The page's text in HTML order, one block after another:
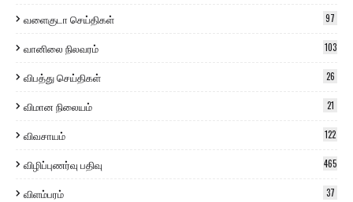
வளைகுடா செய்திகள் 97
வானிலை நிலவரம் 103
விபத்து செய்திகள் 26
விமான நிலையம் 21
விவசாயம் 122
விழிப்புணர்வு பதிவு 465
விளம்பரம் 37